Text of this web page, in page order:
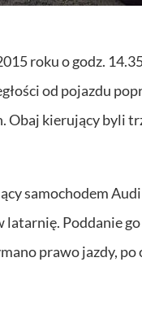
roku o godz.
od pojazdu
Obaj kierujący byli
samochodem
latarnię. Poddanie
prawo jazdy, po